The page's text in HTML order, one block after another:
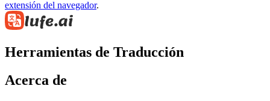
extensión del navegador.
Herramientas de Traducción
Acerca de